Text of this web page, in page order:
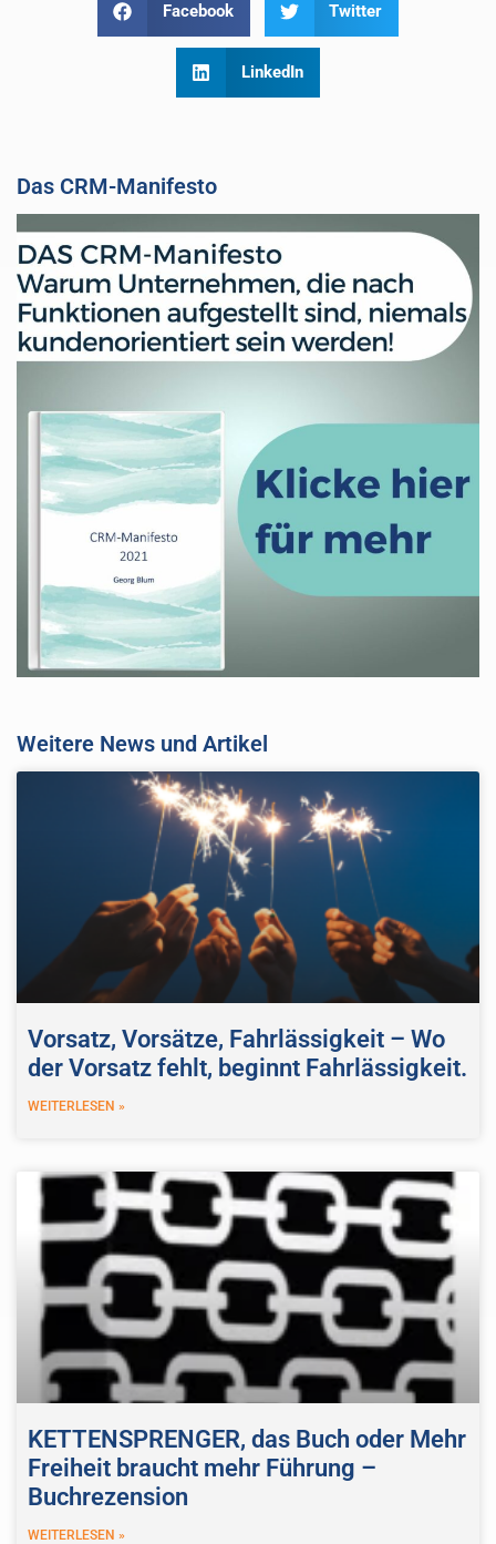
Facebook Twitter
LinkedIn
Das CRM-Manifesto
Weitere News und Artikel
Vorsatz, Vorsätze, Fahrlässigkeit – Wo
der Vorsatz fehlt, beginnt Fahrlässigkeit.
WEITERLESEN »
KETTENSPRENGER, das Buch oder Mehr
Freiheit braucht mehr Führung –
Buchrezension
WEITERLESEN »